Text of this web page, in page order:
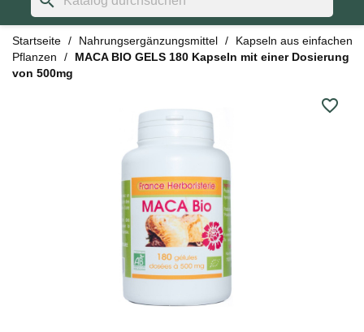
Startseite Nahrungsergänzungsmittel
Kapseln aus einfachen
Pflanzen
MACA BIO GELS 180 Kapseln mit einer Dosierung
von 500mg
favorite_border